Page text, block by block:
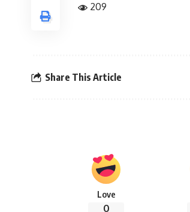
209
Share This Article
Love
0